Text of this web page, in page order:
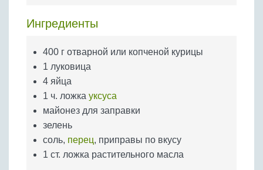
Яйца
Ингредиенты
400 г отварной или копченой курицы
1 луковица
4 яйца
1 ч. ложка уксуса
майонез для заправки
зелень
соль, перец, приправы по вкусу
1 ст. ложка растительного масла